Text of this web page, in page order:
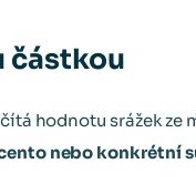
částkou
hodnotu srážek ze
nebo konkrétní